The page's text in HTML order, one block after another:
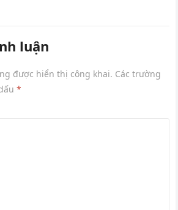
luận
được hiển thị công khai. Các trường
*